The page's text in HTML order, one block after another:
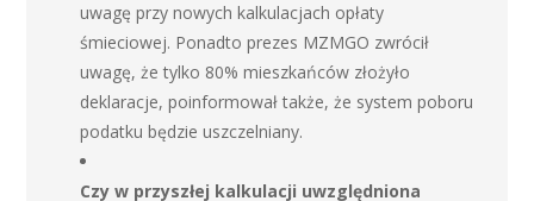
uwagę przy nowych kalkulacjach opłaty
śmieciowej. Ponadto prezes MZMGO zwrócił
uwagę, że tylko 80% mieszkańców złożyło
deklaracje, poinformował także, że system poboru
podatku będzie uszczelniany.
Czy w przyszłej kalkulacji uwzględniona